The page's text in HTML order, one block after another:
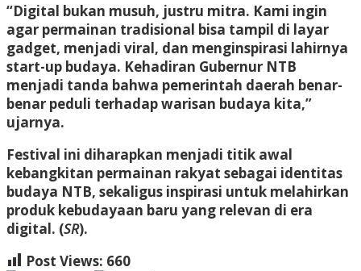
“Digital bukan musuh, justru mitra. Kami ingin
agar permainan tradisional bisa tampil di layar
gadget, menjadi viral, dan menginspirasi lahirnya
start-up budaya. Kehadiran Gubernur NTB
menjadi tanda bahwa pemerintah daerah benar-
benar peduli terhadap warisan budaya kita,”
ujarnya.
Festival ini diharapkan menjadi titik awal
kebangkitan permainan rakyat sebagai identitas
budaya NTB, sekaligus inspirasi untuk melahirkan
produk kebudayaan baru yang relevan di era
digital. (SR).
Post Views: 660